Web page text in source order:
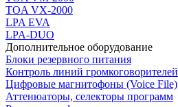
TOA VX-2000
LPA EVA
LPA-DUO
Дополнительное оборудование
Блоки резервного питания
Контроль линий громкоговорителей
Цифровые магнитофоны (Voice File)
Аттенюаторы, селекторы программ